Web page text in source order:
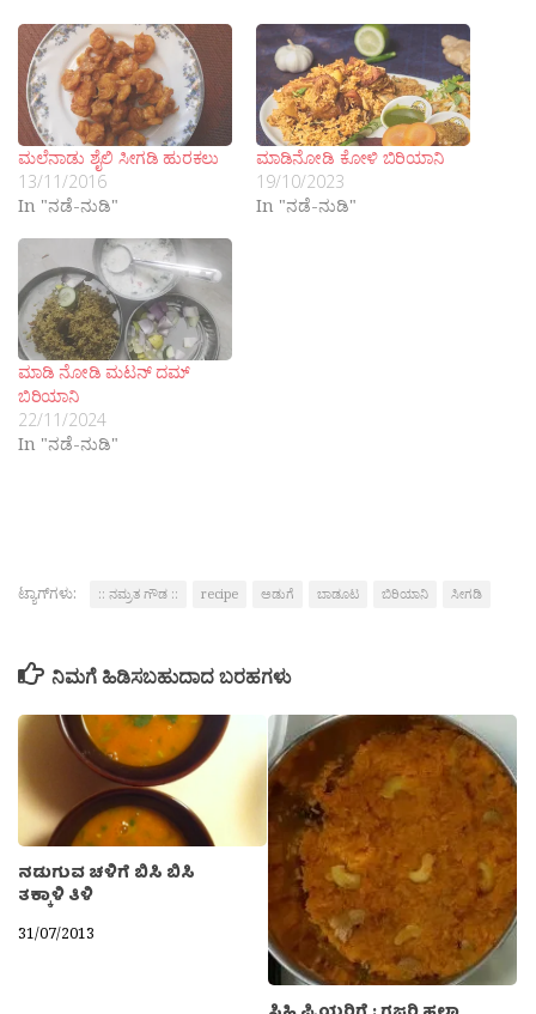
ಮಲೆನಾಡು ಶೈಲಿ ಸೀಗಡಿ ಹುರಕಲು
13/11/2016
In "ನಡೆ-ನುಡಿ"
ಮಾಡಿನೋಡಿ ಕೋಳಿ ಬಿರಿಯಾನಿ
19/10/2023
In "ನಡೆ-ನುಡಿ"
ಮಾಡಿ ನೋಡಿ ಮಟನ್ ದಮ್
ಬಿರಿಯಾನಿ
22/11/2024
In "ನಡೆ-ನುಡಿ"
ಟ್ಯಾಗ್‌ಗಳು: :: ನಮ್ರತ ಗೌಡ :: recipe ಅಡುಗೆ ಬಾಡೂಟ ಬಿರಿಯಾನಿ ಸೀಗಡಿ
ನಿಮಗೆ ಹಿಡಿಸಬಹುದಾದ ಬರಹಗಳು
ನಡುಗುವ ಚಳಿಗೆ ಬಿಸಿ ಬಿಸಿ
ತಕ್ಕಾಳಿ ತಿಳಿ
31/07/2013